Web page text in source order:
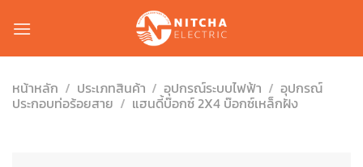
หน้าหลัก / ประเภทสินค้า / อุปกรณ์ระบบไฟฟ้า / อุปกรณ์
ประกอบท่อร้อยสาย / แฮนดี้บ๊อกซ์ 2X4 บ๊อกซ์เหล็กฝัง